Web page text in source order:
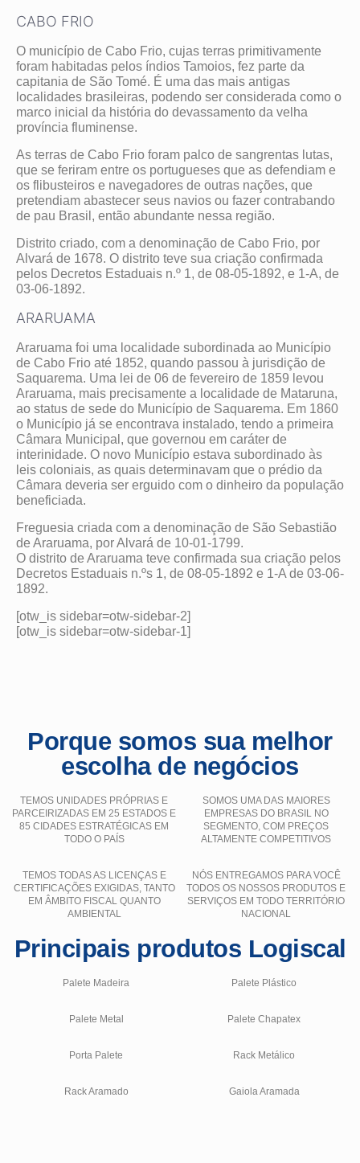
CABO FRIO
O município de Cabo Frio, cujas terras primitivamente
foram habitadas pelos índios Tamoios, fez parte da
capitania de São Tomé. É uma das mais antigas
localidades brasileiras, podendo ser considerada como o
marco inicial da história do devassamento da velha
província fluminense.
As terras de Cabo Frio foram palco de sangrentas lutas,
que se feriram entre os portugueses que as defendiam e
os flibusteiros e navegadores de outras nações, que
pretendiam abastecer seus navios ou fazer contrabando
de pau Brasil, então abundante nessa região.
Distrito criado, com a denominação de Cabo Frio, por
Alvará de 1678. O distrito teve sua criação confirmada
pelos Decretos Estaduais n.º 1, de 08-05-1892, e 1-A, de
03-06-1892.
ARARUAMA
Araruama foi uma localidade subordinada ao Município
de Cabo Frio até 1852, quando passou à jurisdição de
Saquarema. Uma lei de 06 de fevereiro de 1859 levou
Araruama, mais precisamente a localidade de Mataruna,
ao status de sede do Município de Saquarema. Em 1860
o Município já se encontrava instalado, tendo a primeira
Câmara Municipal, que governou em caráter de
interinidade. O novo Município estava subordinado às
leis coloniais, as quais determinavam que o prédio da
Câmara deveria ser erguido com o dinheiro da população
beneficiada.
Freguesia criada com a denominação de São Sebastião
de Araruama, por Alvará de 10-01-1799.
O distrito de Araruama teve confirmada sua criação pelos
Decretos Estaduais n.ºs 1, de 08-05-1892 e 1-A de 03-06-
1892.
[otw_is sidebar=otw-sidebar-2]
[otw_is sidebar=otw-sidebar-1]
Porque somos sua melhor
escolha de negócios
TEMOS UNIDADES PRÓPRIAS E
PARCEIRIZADAS EM 25 ESTADOS E
85 CIDADES ESTRATÉGICAS EM
TODO O PAÍS
SOMOS UMA DAS MAIORES
EMPRESAS DO BRASIL NO
SEGMENTO, COM PREÇOS
ALTAMENTE COMPETITIVOS
TEMOS TODAS AS LICENÇAS E
CERTIFICAÇÕES EXIGIDAS, TANTO
EM ÂMBITO FISCAL QUANTO
AMBIENTAL
NÓS ENTREGAMOS PARA VOCÊ
TODOS OS NOSSOS PRODUTOS E
SERVIÇOS EM TODO TERRITÓRIO
NACIONAL
Principais produtos Logiscal
Palete Madeira Palete Plástico
Palete Metal Palete Chapatex
Porta Palete Rack Metálico
Rack Aramado Gaiola Aramada